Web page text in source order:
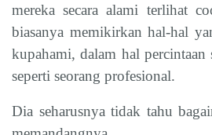
mereka secara alami terlihat
biasanya memikirkan hal-hal
kupahami, dalam hal
seperti seorang profesional.
Dia seharusnya tidak tahu